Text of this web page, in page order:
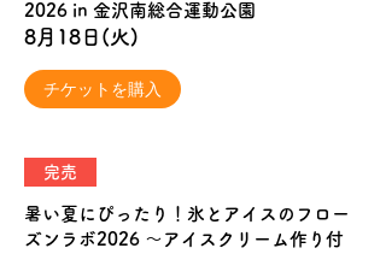
2026 in 金沢南総合運動公園
8月18日(火)
チケットを購入
完売
暑い夏にぴったり！氷とアイスのフロー
ズンラボ2026 〜アイスクリーム作り付